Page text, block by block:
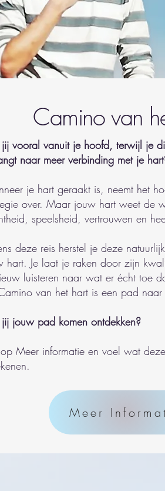
Camino van
jij vooral vanuit je hoofd, terwijl je
naar meer verbinding met je
je hart geraakt is, neemt het
over. Maar jouw hart weet de
speelsheid, vertrouwen en
deze reis herstel je deze
hart. Je laat je raken door zijn
luisteren naar wat er écht toe
van het hart is een pad naar
jouw pad komen ontdekken?
Meer informatie en voel wat
Meer